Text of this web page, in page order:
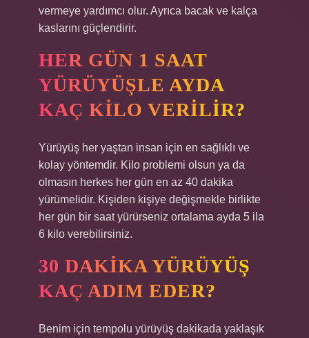
vermeye yardımcı olur. Ayrıca bacak ve kalça
kaslarını güçlendirir.
HER GÜN 1 SAAT
YÜRÜYÜŞLE AYDA
KAÇ KILO VERILIR?
Yürüyüş her yaştan insan için en sağlıklı ve
kolay yöntemdir. Kilo problemi olsun ya da
olmasın herkes her gün en az 40 dakika
yürümelidir. Kişiden kişiye değişmekle birlikte
her gün bir saat yürürseniz ortalama ayda 5 ila
6 kilo verebilirsiniz.
30 DAKIKA YÜRÜYÜŞ
KAÇ ADIM EDER?
Benim için tempolu yürüyüş dakikada yaklaşık